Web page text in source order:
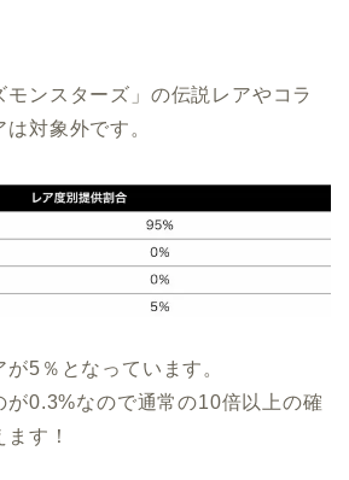
モンスターズ」の伝説レアやコラ
対象外です。
5％となっています。
が0.3%なので通常の10倍以上の確
す！